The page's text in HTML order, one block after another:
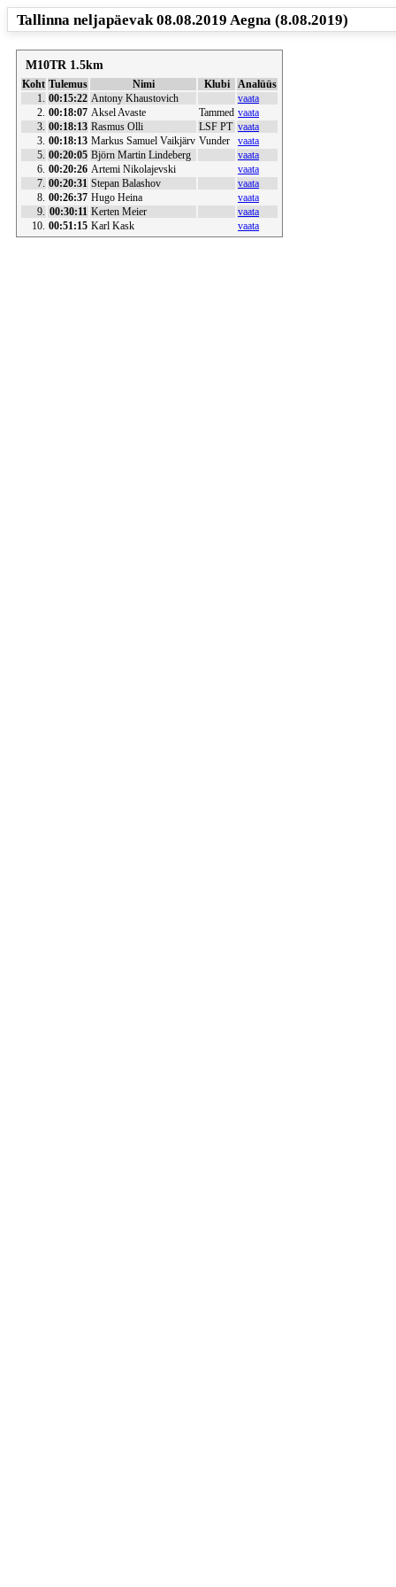
Tallinna neljapäevak 08.08.2019 Aegna (8.08.2019)
M10TR 1.5km
Koht Tulemus Nimi Klubi
Analüüs
1. 00:15:22 Antony Khaustovich
vaata
2. 00:18:07 Aksel Avaste Tammed vaata
3. 00:18:13 Rasmus Olli LSF PT vaata
3. 00:18:13 Markus Samuel Vaikjärv Vunder
vaata
5. 00:20:05 Björn Martin Lindeberg
vaata
6. 00:20:26 Artemi Nikolajevski
vaata
7. 00:20:31 Stepan Balashov
vaata
8. 00:26:37 Hugo Heina
vaata
9. 00:30:11 Kerten Meier
vaata
10. 00:51:15 Karl Kask vaata